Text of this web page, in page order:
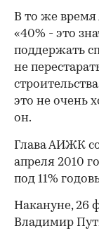
В то же время
«40% - это
поддержать
не
это не очень
он.
Глава АИЖК
апреля 2010
под 11%
Накануне, 26
Владимир